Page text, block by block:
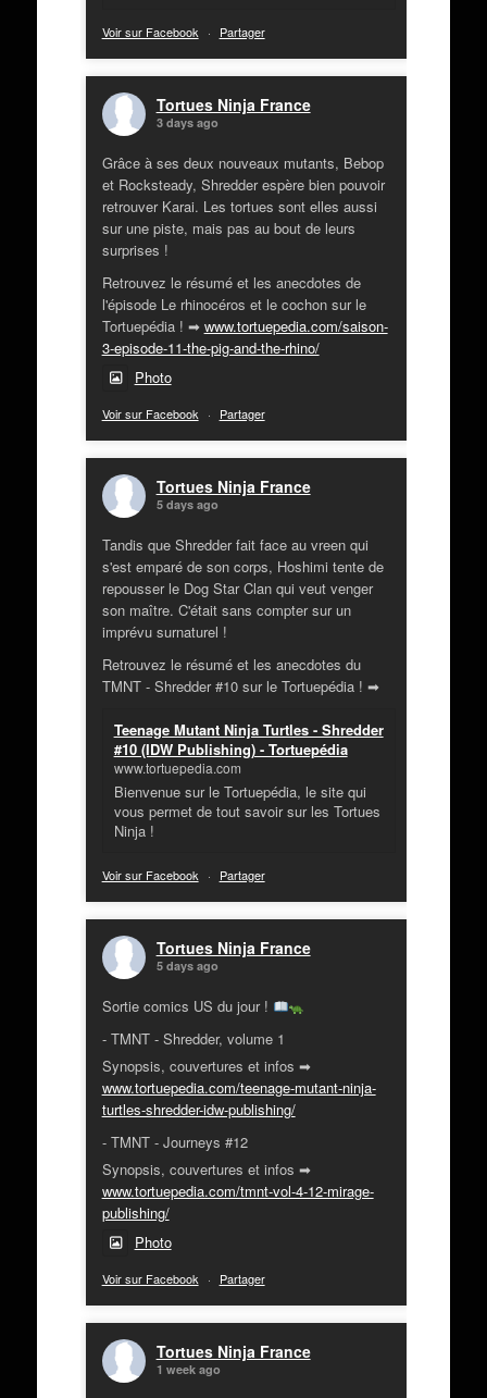
Voir sur Facebook · Partager
Tortues Ninja France
3 days ago
Grâce à ses deux nouveaux mutants, Bebop
et Rocksteady, Shredder espère bien pouvoir
retrouver Karai. Les tortues sont elles aussi
sur une piste, mais pas au bout de leurs
surprises !
Retrouvez le résumé et les anecdotes de
l'épisode Le rhinocéros et le cochon sur le
Tortuepédia ! ➡ www.tortuepedia.com/saison-
3-episode-11-the-pig-and-the-rhino/
Photo
Voir sur Facebook · Partager
Tortues Ninja France
5 days ago
Tandis que Shredder fait face au vreen qui
s'est emparé de son corps, Hoshimi tente de
repousser le Dog Star Clan qui veut venger
son maître. C'était sans compter sur un
imprévu surnaturel !
Retrouvez le résumé et les anecdotes du
TMNT - Shredder #10 sur le Tortuepédia ! ➡
Teenage Mutant Ninja Turtles - Shredder
#10 (IDW Publishing) - Tortuepédia
www.tortuepedia.com
Bienvenue sur le Tortuepédia, le site qui
vous permet de tout savoir sur les Tortues
Ninja !
Voir sur Facebook · Partager
Tortues Ninja France
5 days ago
Sortie comics US du jour !
- TMNT - Shredder, volume 1
Synopsis, couvertures et infos ➡
www.tortuepedia.com/teenage-mutant-ninja-
turtles-shredder-idw-publishing/
- TMNT - Journeys #12
Synopsis, couvertures et infos ➡
www.tortuepedia.com/tmnt-vol-4-12-mirage-
publishing/
Photo
Voir sur Facebook · Partager
Tortues Ninja France
1 week ago